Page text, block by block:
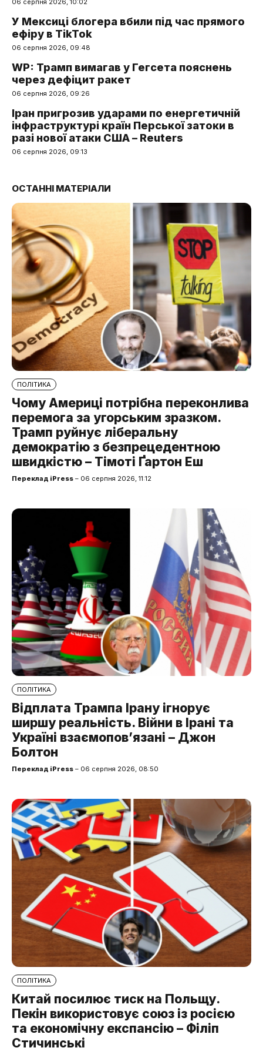
06 серпня 2026, 10:02
У Мексиці блогера вбили під час прямого
ефіру в TikTok
06 серпня 2026, 09:48
WP: Трамп вимагав у Гегсета пояснень
через дефіцит ракет
06 серпня 2026, 09:26
Іран пригрозив ударами по енергетичній
інфраструктурі країн Перської затоки в
разі нової атаки США – Reuters
06 серпня 2026, 09:13
ОСТАННІ МАТЕРІАЛИ
ПОЛІТИКА
Чому Америці потрібна переконлива
перемога за угорським зразком.
Трамп руйнує ліберальну
демократію з безпрецедентною
швидкістю – Тімоті Ґартон Еш
Переклад iPress – 06 серпня 2026, 11:12
ПОЛІТИКА
Відплата Трампа Ірану ігнорує
ширшу реальність. Війни в Ірані та
Україні взаємопов’язані – Джон
Болтон
Переклад iPress – 06 серпня 2026, 08:50
ПОЛІТИКА
Китай посилює тиск на Польщу.
Пекін використовує союз із росією
та економічну експансію – Філіп
Стичинські